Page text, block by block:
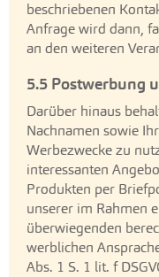
beschriebenen
Anfrage wird dann,
an den weiteren
5.5 Postwerbung
Darüber hinaus
Nachnamen sowie
Werbezwecke zu
interessanten
Produkten per
unserer im Rahmen
überwiegenden
werblichen
Abs. 1 S. 1 lit. f